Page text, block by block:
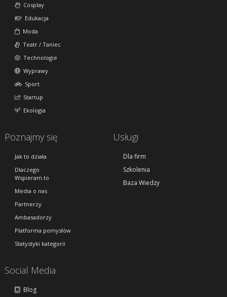
Cosplay
Edukacja
Moda
Teatr / Taniec
Technologie
Wyprawy
Sport
Startup
Ekologia
Poznajmy się
Jak to działa
Dlaczego
Wspieram.to
Media o nas
Partnerzy
Ambasadorzy
Platforma pomysłów
Statystyki kategorii
Usługi
Dla firm
Szkolenia
Baza Wiedzy
Social Media
Blog